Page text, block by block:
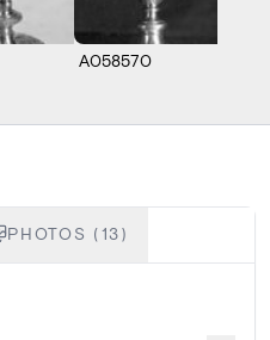
A058570
PHOTOS (13)